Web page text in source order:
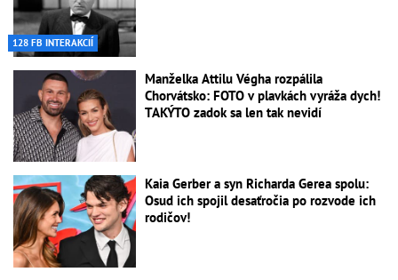
128 FB INTERAKCIÍ
Manželka Attilu Végha rozpálila
Chorvátsko: FOTO v plavkách vyráža dych!
TAKÝTO zadok sa len tak nevidí
Kaia Gerber a syn Richarda Gerea spolu:
Osud ich spojil desaťročia po rozvode ich
rodičov!